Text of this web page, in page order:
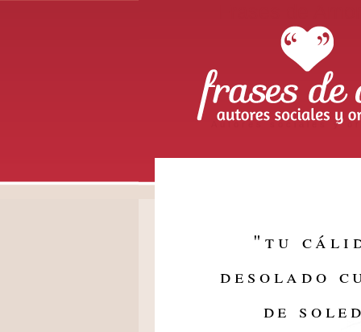
Autores sociales y
"tu
desolado
de